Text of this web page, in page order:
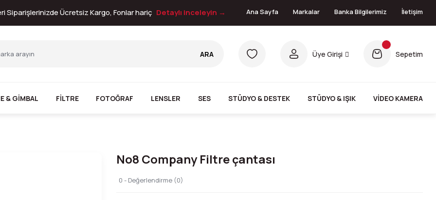
Siparişlerinizde Ücretsiz Kargo, Fonlar hariç Detaylı inceleyin → Ana Sayfa Markalar Banka Bilgilerimiz İletişim
ARA Üye Girişi Sepetim
& GİMBAL FİLTRE FOTOĞRAF LENSLER SES STÜDYO & DESTEK STÜDYO & IŞIK VİDEO KAMERA
No8 Company Filtre çantası
0 - Değerlendirme (0)